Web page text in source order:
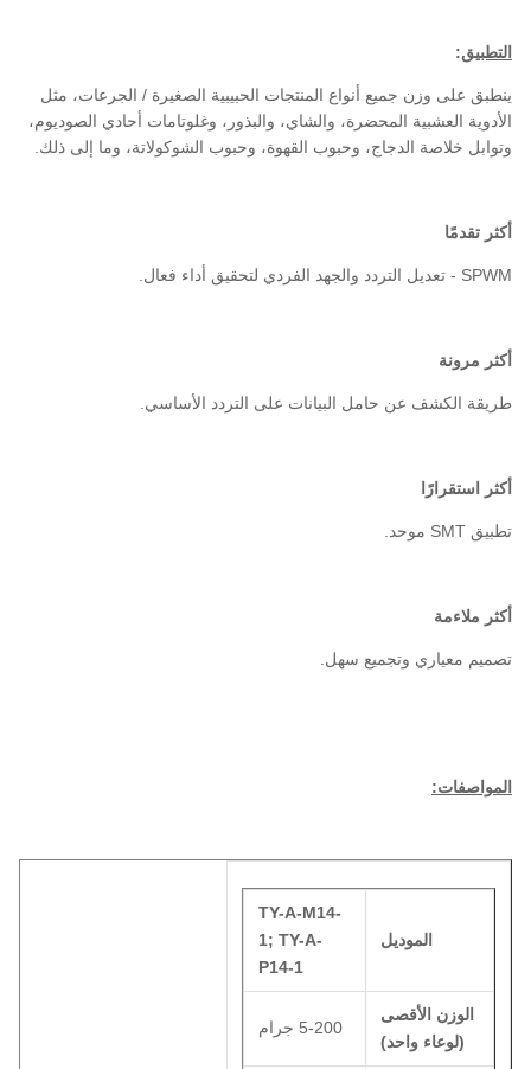
التطبيق:
ينطبق على وزن جميع أنواع المنتجات الحبيبية الصغيرة / الجرعات، مثل
الأدوية العشبية المحضرة، والشاي، والبذور، وغلوتامات أحادي الصوديوم،
وتوابل خلاصة الدجاج، وحبوب القهوة، وحبوب الشوكولاتة، وما إلى ذلك.
أكثر تقدمًا
SPWM - تعديل التردد والجهد الفردي لتحقيق أداء فعال.
أكثر مرونة
طريقة الكشف عن حامل البيانات على التردد الأساسي.
أكثر استقرارًا
تطبيق SMT موحد.
أكثر ملاءمة
تصميم معياري وتجميع سهل.
المواصفات:
الموديل
TY-A-M14-
1; TY-A-
P14-1
الوزن الأقصى
(لوعاء واحد)
5-200 جرام